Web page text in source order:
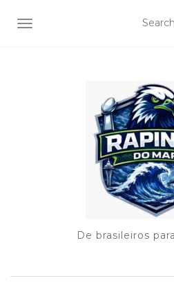
TOGGLE NAVIGATION
De brasileiros